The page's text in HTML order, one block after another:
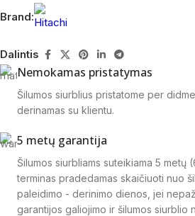
Brand:
Dalintis
Nemokamas pristatymas
Šilumos siurblius pristatome per
derinamas su klientu.
5 metų garantija
Šilumos siurbliams suteikiama 5 metų
terminas pradedamas skaičiuoti nuo
paleidimo - derinimo dienos, jei
garantijos galiojimo ir šilumos siurblio